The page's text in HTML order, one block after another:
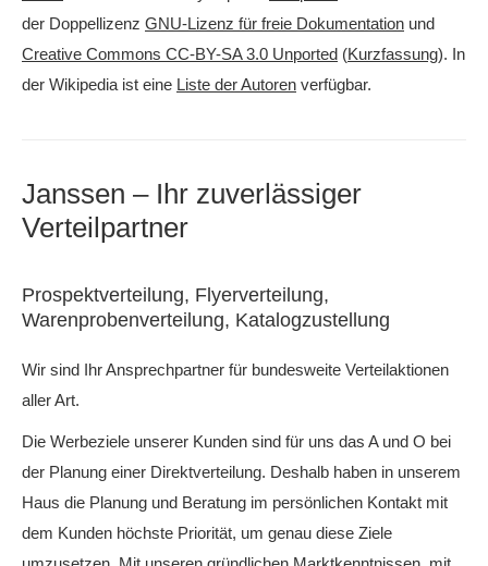
der Doppellizenz GNU-Lizenz für freie Dokumentation und
Creative Commons CC-BY-SA 3.0 Unported (Kurzfassung). In
der Wikipedia ist eine Liste der Autoren verfügbar.
Janssen – Ihr zuverlässiger
Verteilpartner
Prospektverteilung, Flyerverteilung,
Warenprobenverteilung, Katalogzustellung
Wir sind Ihr Ansprechpartner für bundesweite Verteilaktionen
aller Art.
Die Werbeziele unserer Kunden sind für uns das A und O bei
der Planung einer Direktverteilung. Deshalb haben in unserem
Haus die Planung und Beratung im persönlichen Kontakt mit
dem Kunden höchste Priorität, um genau diese Ziele